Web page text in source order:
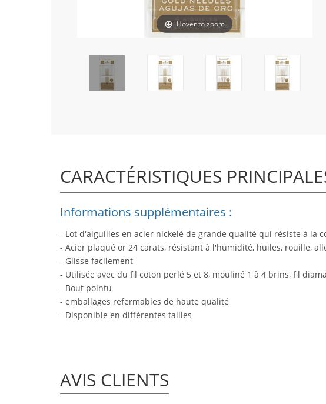
Hover to zoom
CARACTÉRISTIQUES
Informations supplémentaires :
- Lot d'aiguilles en acier nickelé de grande qualité qui résiste à la
- Acier plaqué or 24 carats, résistant à l'humidité, huiles, rouille,
- Glisse facilement
- Utilisée avec du fil coton perlé 5 et 8, mouliné 1 à 4 brins, fil
- Bout pointu
- emballages refermables de haute qualité
- Disponible en différentes tailles
AVIS CLIENTS